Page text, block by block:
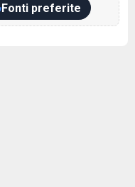
Fonti preferite